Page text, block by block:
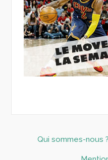
Qui sommes-nous ?